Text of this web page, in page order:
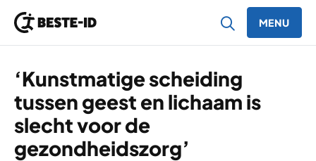
MENU
‘Kunstmatige scheiding
tussen geest en lichaam is
slecht voor de
gezondheidszorg’